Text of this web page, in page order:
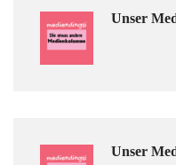
Unser
Unser